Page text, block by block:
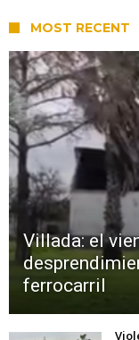
MOST RECENT
Villada: el
ferrocarril